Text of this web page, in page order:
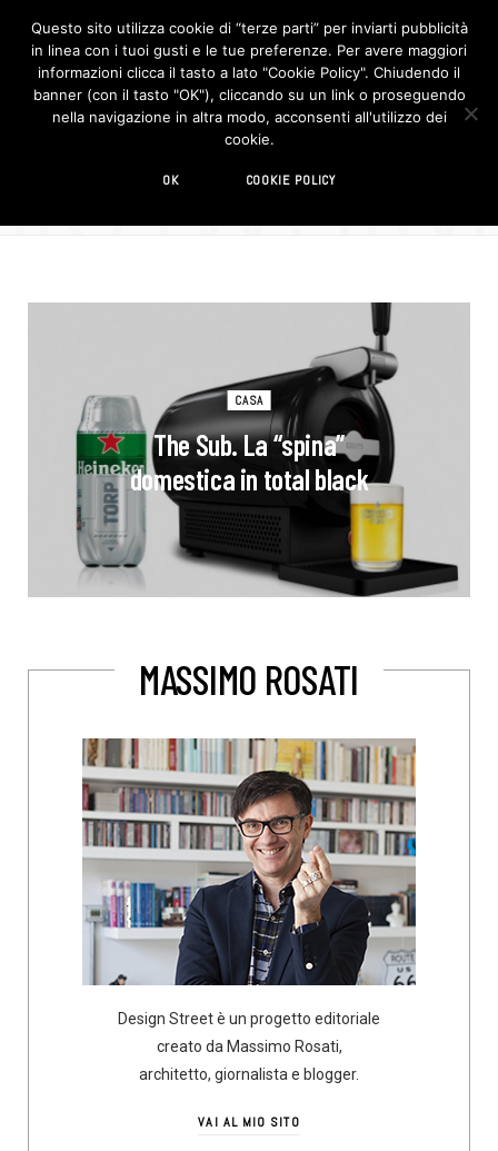
F
c
e
b
o
I
n
s
t
birra
CASA
The Sub. La “spina”
domestica in total black
MASSIMO ROSATI
Design Street è un progetto editoriale
creato da Massimo Rosati,
architetto, giornalista e blogger.
VAI AL MIO SITO
Questo sito utilizza cookie di “terze parti” per inviarti pubblicità
in linea con i tuoi gusti e le tue preferenze. Per avere maggiori
informazioni clicca il tasto a lato "Cookie Policy". Chiudendo il
banner (con il tasto "OK"), cliccando su un link o proseguendo
nella navigazione in altra modo, acconsenti all'utilizzo dei
cookie.
OK COOKIE POLICY